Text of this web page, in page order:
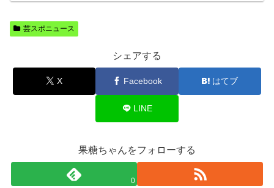
芸スポニュース
シェアする
X Facebook はてブ
LINE
果糖ちゃんをフォローする
0